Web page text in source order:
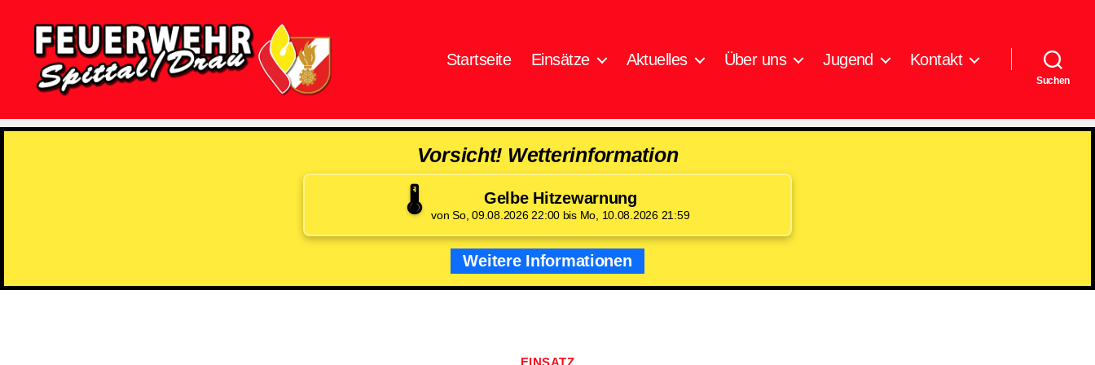
Spittal/Drau
Startseite Einsätze Aktuelles Über uns Jugend Kontakt
Suchen
Vorsicht! Wetterinformation
🌡️ Gelbe Hitzewarnung
von So, 09.08.2026 22:00 bis Mo, 10.08.2026 21:59
Weitere Informationen
Kategorien
EINSATZ